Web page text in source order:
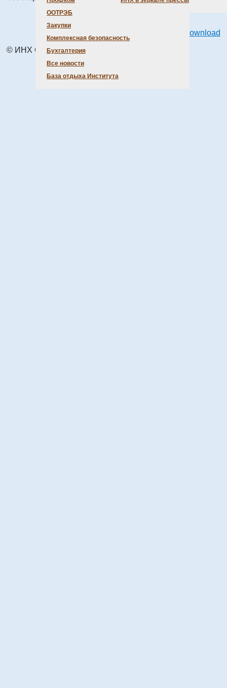
ООТРЭБ
Закупки
Комплексная безопасность
Бухгалтерия
Все новости
База отдыха Института
Phoca Download
© ИНХ СО РАН 1998 – 2026 г.